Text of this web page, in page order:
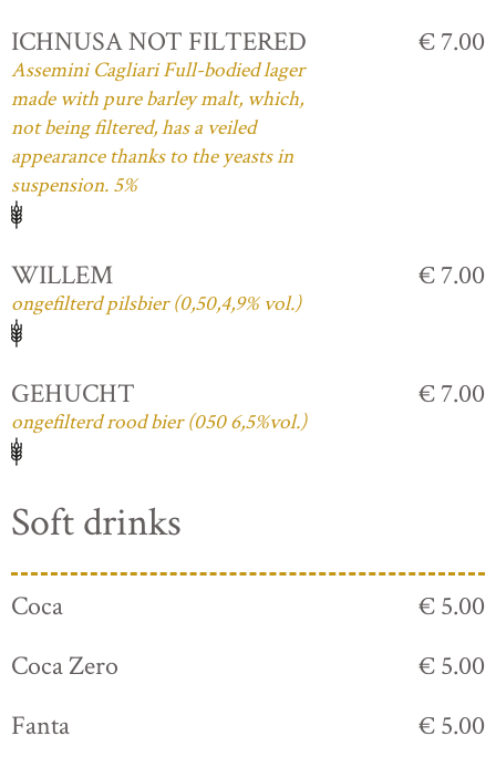
ICHNUSA NOT FILTERED
Assemini Cagliari Full-bodied lager
made with pure barley malt, which,
not being filtered, has a veiled
appearance thanks to the yeasts in
suspension. 5%
€ 7.00
WILLEM
ongefilterd pilsbier (0,50,4,9% vol.)
€ 7.00
GEHUCHT
ongefilterd rood bier (050 6,5%vol.)
€ 7.00
Soft drinks
Coca
€ 5.00
Coca Zero
€ 5.00
Fanta
€ 5.00